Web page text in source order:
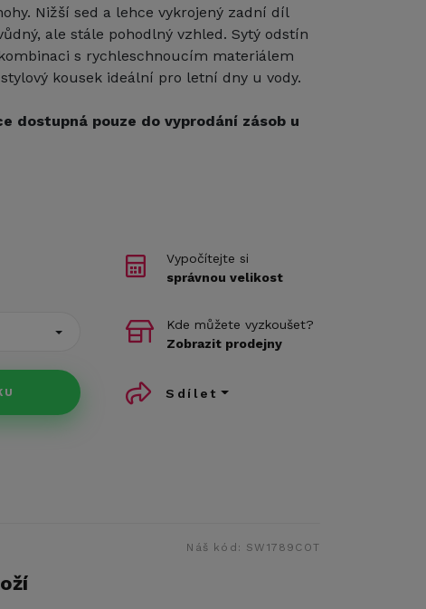
Nižší sed a lehce vykrojený zadní díl
ale stále pohodlný vzhled. Sytý odstín
s rychleschnoucím materiálem
kousek ideální pro letní dny u vody.
dostupná pouze do vyprodání zásob u
Vypočítejte si
správnou velikost
Kde můžete vyzkoušet?
Zobrazit prodejny
Sdílet
Náš kód: SW1789COT